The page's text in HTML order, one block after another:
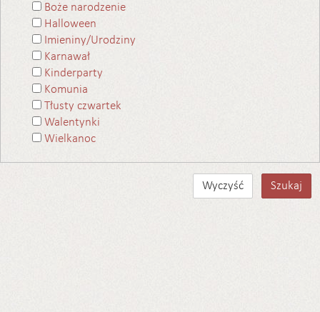
Boże narodzenie
Halloween
Imieniny/Urodziny
Karnawał
Kinderparty
Komunia
Tłusty czwartek
Walentynki
Wielkanoc